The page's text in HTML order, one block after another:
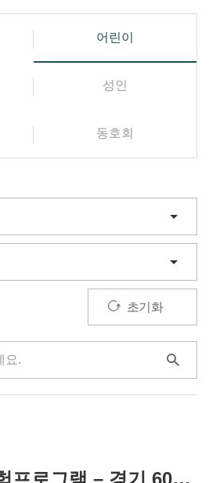
어린이
성인
동호회
초기화
특별전 연계 체험프로그램 – 경기 600년 팝업 북 만들기